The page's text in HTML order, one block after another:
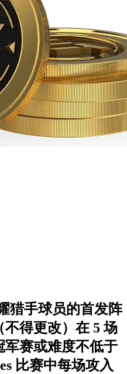
猎手球员的首发阵
不得更改）在 5 场
军赛或难度不低于
比赛中每场攻入